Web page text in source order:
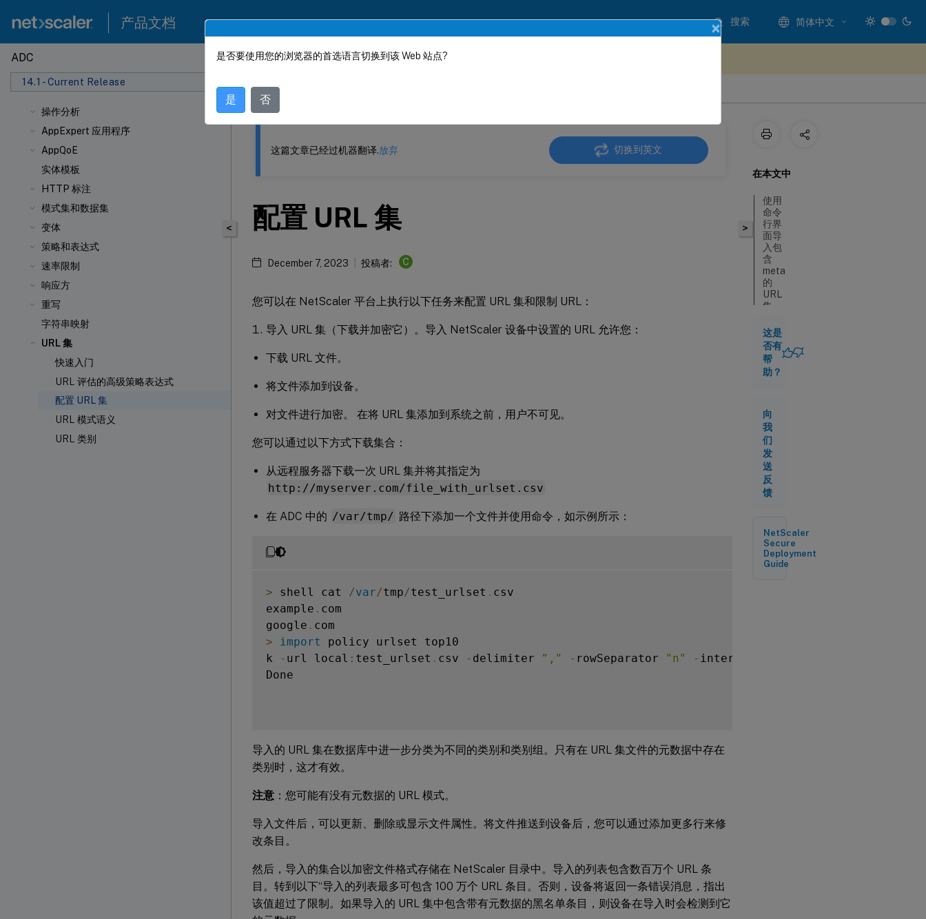
产品文档 搜索 简体中文
ADC
14.1 - Current Release
操作分析
AppExpert 应用程序
AppQoE
实体模板
HTTP 标注
模式集和数据集
变体
策略和表达式
速率限制
响应方
重写
字符串映射
URL 集
快速入门
URL 评估的高级策略表达式
配置 URL 集
URL 模式语义
URL 类别
此内容已经过机器动态翻译。
<
这篇文章已经过机器翻译.放弃 切换到英文
配置 URL 集
December 7, 2023 投稿者: C
您可以在 NetScaler 平台上执行以下任务来配置 URL 集和限制 URL：
导入 URL 集（下载并加密它）。导入 NetScaler 设备中设置的 URL 允许您：
下载 URL 文件。
将文件添加到设备。
对文件进行加密。 在将 URL 集添加到系统之前，用户不可见。
您可以通过以下方式下载集合：
从远程服务器下载一次 URL 集并将其指定为
http://myserver.com/file_with_urlset.csv
在 ADC 中的 /var/tmp/ 路径下添加一个文件并使用命令，如示例所示：
> shell cat /var/tmp/test_urlset . csv
example . com
google .
>
import
policy urlset top10
k
- url local : test_urlset . csv - delimiter "," - rowSeparator "n" - interval
Done
导入的 URL 集在数据库中进一步分类为不同的类别和类别组。只有在 URL 集文件的元数据中存在
类别时，这才有效。
注意 ：您可能有没有元数据的 URL 模式。
导入文件后，可以更新、删除或显示文件属性。将文件推送到设备后，您可以通过添加更多行来修
改条目。
然后，导入的集合以加密文件格式存储在 NetScaler 目录中。导入的列表包含数百万个 URL 条
目。转到以下“导入的列表最多可包含 100 万个 URL 条目。否则，设备将返回一条错误消息，指出
该值超过了限制。如果导入的 URL 集中包含带有元数据的黑名单条目，则设备在导入时会检测到它
>
在本文中
使用
命令
行界
面导
入包
含
meta
的
URL
集
使用
命令
行界
面显
URL
显示
使用
命令
行界
面导
集
要显
这是
否有
帮
助？
向
我
们
发
送
反
馈
NetScaler
Secure
Deployment
Guide
×
是否要使用您的浏览器的首选语言切换到该 Web 站点?
是 否